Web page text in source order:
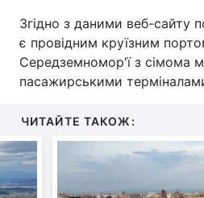
Згідно з даними веб-сайту
є провідним круїзним
Середземномор'ї з сімома
пасажирськими
ЧИТАЙТЕ ТАКОЖ: